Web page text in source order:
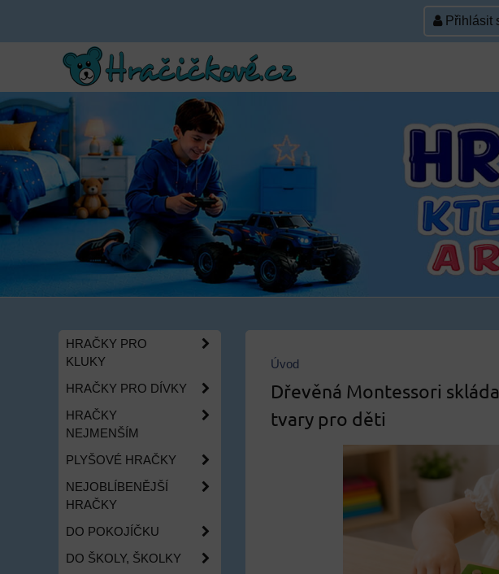
Přihlásit
Úvod
Dřevěná Montessori
tvary pro děti
HRAČKY PRO
KLUKY
HRAČKY PRO DÍVKY
HRAČKY
NEJMENŠÍM
PLYŠOVÉ HRAČKY
NEJOBLÍBENĚJŠÍ
HRAČKY
DO POKOJÍČKU
DO ŠKOLY, ŠKOLKY